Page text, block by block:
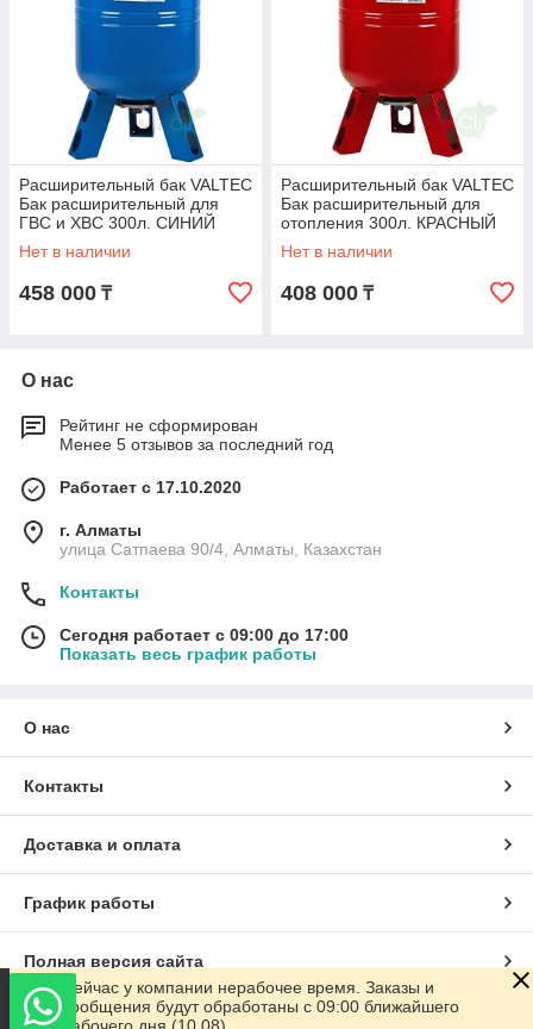
Расширительный бак VALTEC
Бак расширительный для
ГВС и ХВС 300л. СИНИЙ
Нет в наличии
458 000 ₸
Расширительный бак VALTEC
Бак расширительный для
отопления 300л. КРАСНЫЙ
Нет в наличии
408 000 ₸
О нас
Рейтинг не сформирован
Менее 5 отзывов за последний год
Работает с 17.10.2020
г. Алматы
улица Сатпаева 90/4, Алматы, Казахстан
Контакты
Сегодня работает с 09:00 до 17:00
Показать весь график работы
О нас
Контакты
Доставка и оплата
График работы
Полная версия сайта
Сайт создан на маркетплейсе
Сейчас у компании нерабочее время. Заказы и
сообщения будут обработаны с 09:00 ближайшего